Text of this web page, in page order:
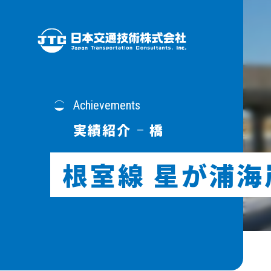
駅
新卒採用
Achievements
実績紹介 橋
根室線 星が浦